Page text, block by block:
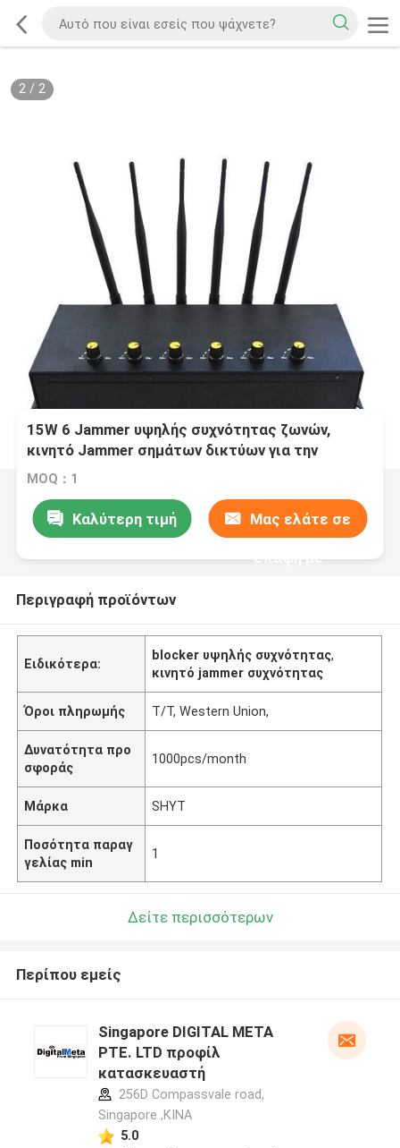
2/ 2
15W 6 Jammer υψηλής συχνότητας ζωνών,
κινητό Jammer σημάτων δικτύων για την
αίθουσα συνεδριάσεων
MOQ：1
Καλύτερη τιμή Μας ελάτε σε
επαφή με
Περιγραφή προϊόντων
Ειδικότερα:
blocker υψηλής συχνότητας,
κινητό jammer συχνότητας
Όροι πληρωμής T/T, Western Union,
Δυνατότητα προ
σφοράς
1000pcs/month
Μάρκα SHYT
Ποσότητα παραγ
γελίας min
1
Δείτε περισσότερων
Περίπου εμείς
Singapore DIGITAL META
PTE. LTD προφίλ
κατασκευαστή
256D Compassvale road,
Singapore ,ΚΙΝΑ
5.0